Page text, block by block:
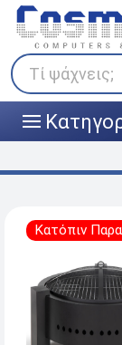
Τί ψάχνεις;
|||
Klarna
άτοκες
Κατόπιν